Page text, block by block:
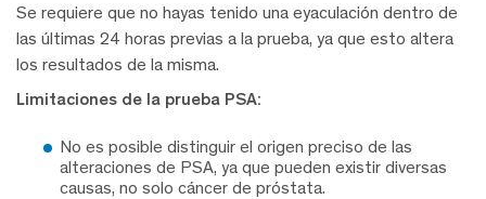
Se requiere que no hayas tenido una eyaculación dentro de
las últimas 24 horas previas a la prueba, ya que esto altera
los resultados de la misma.
Limitaciones de la prueba PSA:
No es posible distinguir el origen preciso de las
alteraciones de PSA, ya que pueden existir diversas
causas, no solo cáncer de próstata.